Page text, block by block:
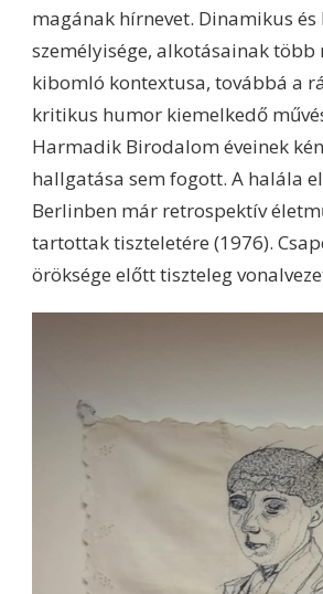
magának hírnevet. Dinamikus és
személyisége, alkotásainak több
kibomló kontextusa, továbbá a
kritikus humor kiemelkedő
Harmadik Birodalom éveinek
hallgatása sem fogott. A halála
Berlinben már retrospektív
tartottak tiszteletére (1976).
öröksége előtt tiszteleg